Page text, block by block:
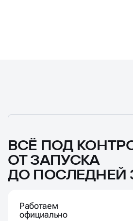
ВСЁ ПОД
ОТ ЗАПУСКА
ДО ПОСЛЕДНЕЙ
Работаем
официально